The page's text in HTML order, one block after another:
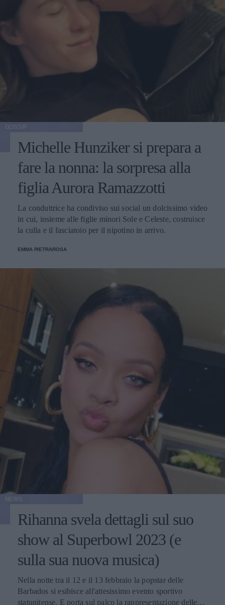
Michelle Hunziker si prepara a
fare la nonna: la sorpresa alla
figlia Aurora Ramazzotti
La conduttrice ha condiviso sui social un dolcissimo video
in cui, insieme alle figlie minori Sole e Celeste, costruisce
la culla e il fasciatoio per il nipotino in arrivo.
EMMA PIETRAROSA
Rihanna svela dettagli sul suo
show al Superbowl 2023 (e
sulla sua nuova musica)
Nella notte tra il 12 e il 13 febbraio la popstar delle
Barbados si esibisce all'attesissimo evento sportivo
statunitense. E porta sul palco la rappresentazione delle